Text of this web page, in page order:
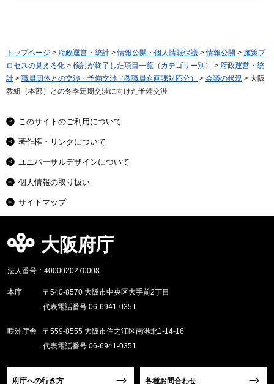
トップページ > 府政運営・統計 >情報公開・個人情報保護 >情報公開 > 施策プ
ロセスの見える化 > 検討が終了した項目一覧（カテゴリー別） > 府政運営・統
計 > 職員団体との交渉・予備交渉（教職員企画課対応分） > 会議の状況 > 大阪
教組（本部）との冬季定期交渉に向けた予備交渉
このサイトのご利用について
著作権・リンクについて
ユニバーサルデザインについて
個人情報の取り扱い
サイトマップ
大阪府庁
法人番号：4000020270008
本庁
〒540-8570 大阪市中央区大手前2丁目
代表電話番号 06-6941-0351
咲洲庁舎
〒559-8555 大阪市住之江区南港北1-14-16
代表電話番号 06-6941-0351
府庁への行き方 各種お問合わせ